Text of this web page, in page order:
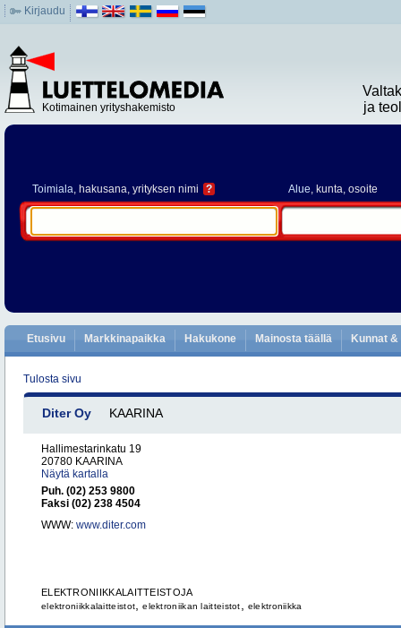
Kirjaudu
Kotimainen yrityshakemisto
ja
Toimiala, hakusana, yrityksen nimi ? Alue, kunta, osoite
Etusivu Markkinapaikka Hakukone Mainosta täällä Kunnat
Tulosta sivu
Diter Oy KAARINA
Hallimestarinkatu 19
20780 KAARINA
Näytä kartalla
Puh. (02) 253 9800
Faksi (02) 238 4504
WWW: www.diter.com
ELEKTRONIIKKALAITTEISTOJA
elektroniikkalaitteistot ,elektroniikan laitteistot elektroniikka